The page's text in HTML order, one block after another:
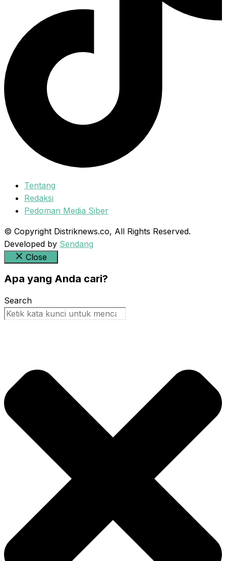
Tentang
Redaksi
Pedoman Media Siber
© Copyright Distriknews.co, All Rights Reserved.
Developed by Sendang
Close
Apa yang Anda cari?
Search